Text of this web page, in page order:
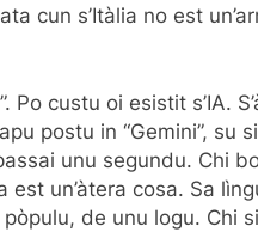
cun s’Itàlia no est
custu oi esistit s’IA.
postu in “Gemini”, su
unu segundu. Chi
un’àtera cosa. Sa
de unu logu. Chi